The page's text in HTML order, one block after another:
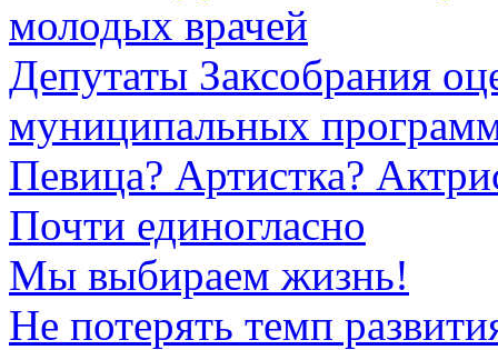
молодых врачей
Депутаты Заксобрания
муниципальных
Певица? Артистка?
Почти единогласно
Мы выбираем жизнь!
Не потерять темп